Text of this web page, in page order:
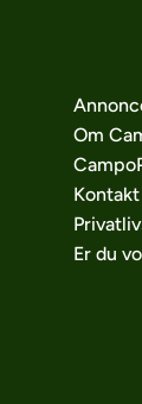
Om
Kontakt
Er du